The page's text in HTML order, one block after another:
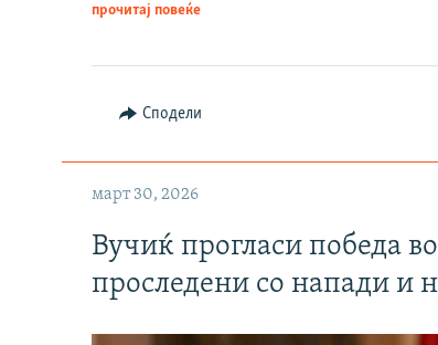
прочитај повеќе
Сподели
март 30, 2026
Вучиќ прогласи победа
проследени со напади и